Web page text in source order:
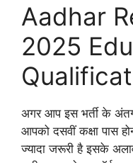
Aadhar
2025
अगर आप इस भर्ती के
आपको दसवीं कक्षा पास
ज्यादा जरूरी है इसके